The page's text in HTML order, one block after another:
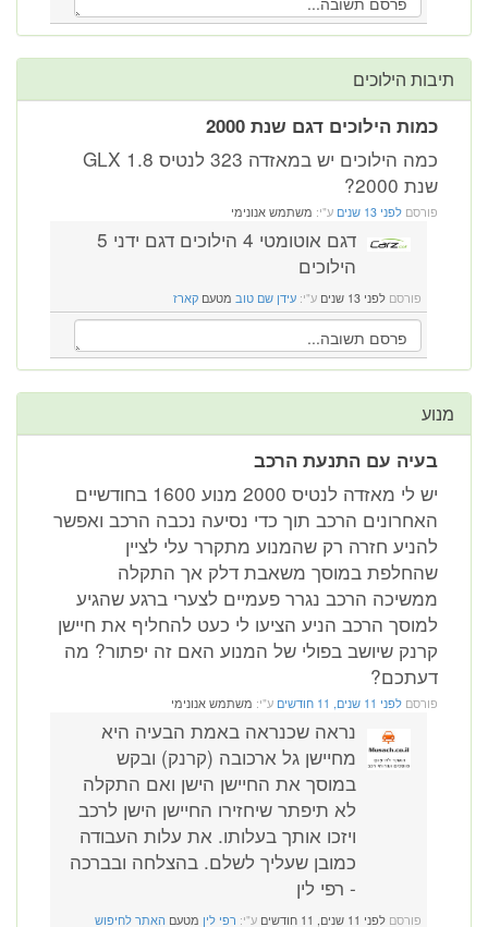
תיבות הילוכים
כמות הילוכים דגם שנת 2000
כמה הילוכים יש במאזדה 323 לנטיס 1.8 GLX
שנת 2000?
פורסם לפני 13 שנים ע"י: משתמש אנונימי
דגם אוטומטי 4 הילוכים דגם ידני 5
הילוכים
פורסם לפני 13 שנים ע"י: עידן שם טוב מטעם קארז
מנוע
בעיה עם התנעת הרכב
יש לי מאזדה לנטיס 2000 מנוע 1600 בחודשיים
האחרונים הרכב תוך כדי נסיעה נכבה הרכב ואפשר
להניע חזרה רק שהמנוע מתקרר עלי לציין
שהחלפת במוסך משאבת דלק אך התקלה
ממשיכה הרכב נגרר פעמיים לצערי ברגע שהגיע
למוסך הרכב הניע הציעו לי כעט להחליף את חיישן
קרנק שיושב בפולי של המנוע האם זה יפתור? מה
דעתכם?
פורסם לפני 11 שנים, 11 חודשים ע"י: משתמש אנונימי
נראה שכנראה באמת הבעיה היא
מחיישן גל ארכובה (קרנק) ובקש
במוסך את החיישן הישן ואם התקלה
לא תיפתר שיחזירו החיישן הישן לרכב
ויזכו אותך בעלותו. את עלות העבודה
כמובן שעליך לשלם. בהצלחה ובברכה
- רפי לין
פורסם לפני 11 שנים, 11 חודשים ע"י: רפי לין מטעם האתר לחיפוש